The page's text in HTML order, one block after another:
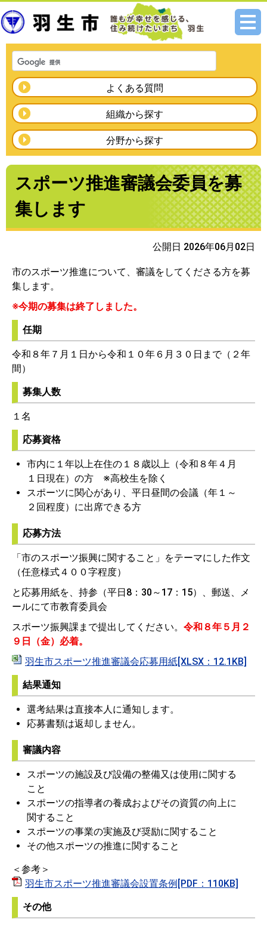
メニ
よくある質問
組織から探す
分野から探す
スポーツ推進審議会委員を募
集します
公開日 2026年06月02日
市のスポーツ推進について、審議をしてくださる方を募
集します。
※今期の募集は終了しました。
任期
令和８年７月１日から令和１０年６月３０日まで（２年
間）
募集人数
１名
応募資格
市内に１年以上在住の１８歳以上（令和８年４月
１日現在）の方 ※高校生を除く
スポーツに関心があり、平日昼間の会議（年１～
２回程度）に出席できる方
応募方法
「市のスポーツ振興に関すること」をテーマにした作文
（任意様式４００字程度）
と応募用紙を、持参（平日8：30～17：15）、郵送、メ
ールにて市教育委員会
スポーツ振興課まで提出してください。 令和８年５月２
９日（金）必着。
羽生市スポーツ推進審議会応募用紙[XLSX：12.1KB]
結果通知
選考結果は直接本人に通知します。
応募書類は返却しません。
審議内容
スポーツの施設及び設備の整備又は使用に関する
こと
スポーツの指導者の養成およびその資質の向上に
関すること
スポーツの事業の実施及び奨励に関すること
その他スポーツの推進に関すること
＜参考＞
羽生市スポーツ推進審議会設置条例[PDF：110KB]
その他